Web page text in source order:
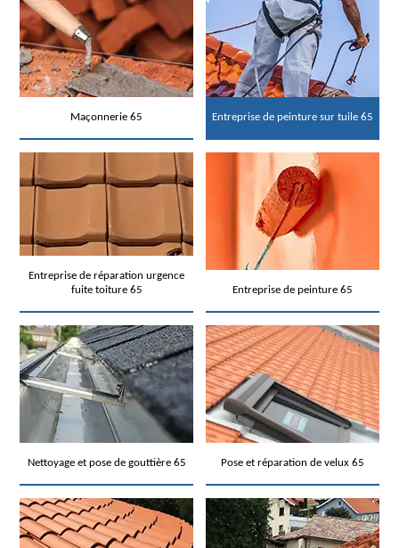
Maçonnerie 65 Entreprise de peinture sur tuile 65
Entreprise de réparation urgence
fuite toiture 65
Entreprise de peinture 65
Nettoyage et pose de gouttière 65 Pose et réparation de velux 65